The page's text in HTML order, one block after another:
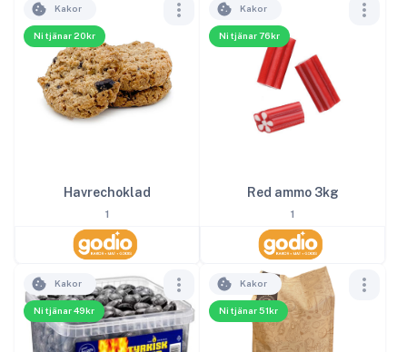
Ni tjänar 20kr
Kakor
Havrechoklad
1
Ni tjänar 76kr
Kakor
Red ammo 3kg
1
Ni tjänar 49kr
Kakor
Ni tjänar 51kr
Kakor